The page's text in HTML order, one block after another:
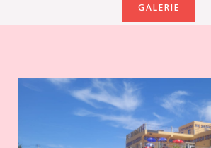
GALERIE